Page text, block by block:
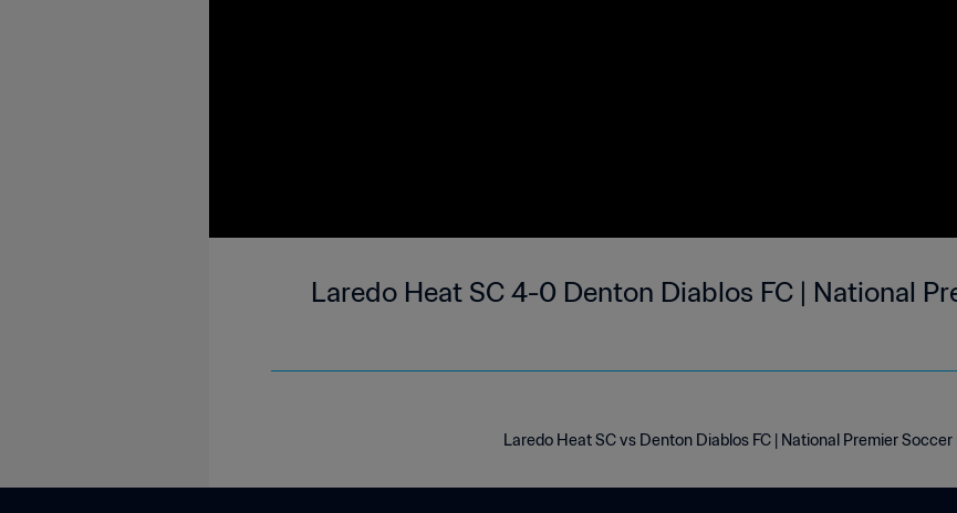
Laredo Heat SC 4-0 Denton Diablos FC | National
Laredo Heat SC vs Denton Diablos FC | National Premier